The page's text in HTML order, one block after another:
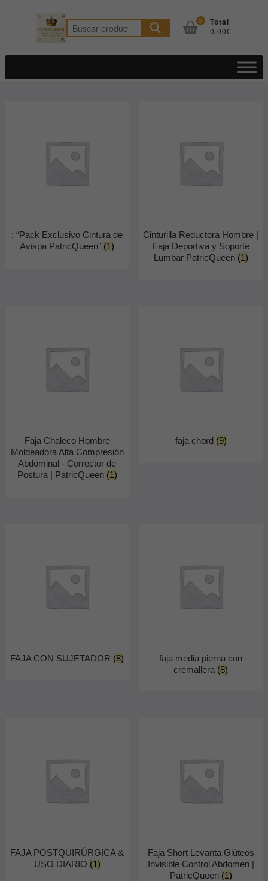
Buscar
por:
0 Total
0.00€
: “Pack Exclusivo Cintura de
Avispa PatricQueen” (1)
Cinturilla Reductora Hombre |
Faja Deportiva y Soporte
Lumbar PatricQueen (1)
Faja Chaleco Hombre
Moldeadora Alta Compresión
Abdominal - Corrector de
Postura | PatricQueen (1)
faja chord (9)
FAJA CON SUJETADOR (8)
faja media pierna con
cremallera (8)
FAJA POSTQUIRÚRGICA &
USO DIARIO (1)
Faja Short Levanta Glúteos
Invisible Control Abdomen |
PatricQueen (1)